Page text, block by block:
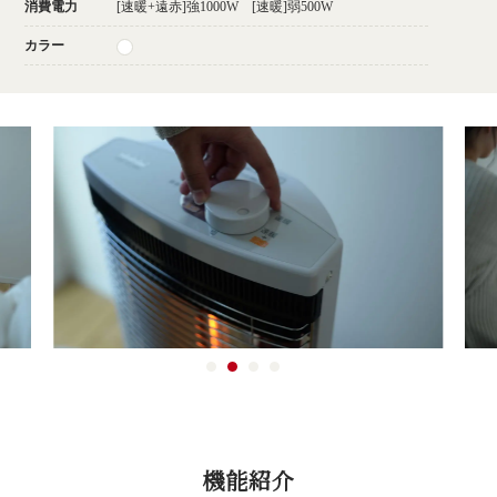
消費電力 [速暖+遠赤]強1000W [速暖]弱500W
カラー
機能紹介